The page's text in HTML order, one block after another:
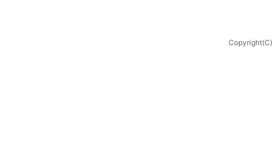
Copyright(C)